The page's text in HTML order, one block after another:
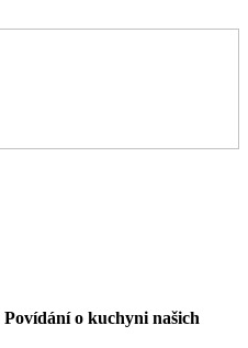
Povídání o kuchyni našich